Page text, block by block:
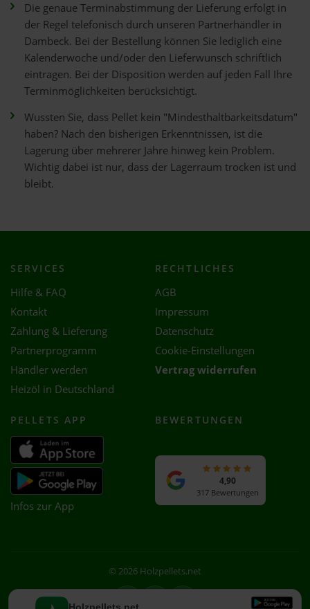
Die genaue Terminabstimmung der Lieferung erfolgt in
der Regel telefonisch durch unseren Partnerhändler in
Dambeck. Bei der Bestellung können Sie lediglich eine
Kalenderwoche und/oder den Lieferwunsch schriftlich
eintragen. Bei der Disposition werden auf jeden Fall Ihre
Terminmöglichkeiten berücksichtigt.
Wussten Sie, dass Pellet kein "Mindesthaltbarkeitsdatum"
haben? Nach den bisherigen Erkenntnissen, ist die
Lagerung über mehrerer Jahre hinweg kein Problem.
Wichtig dabei ist nur, dass der Lagerraum trocken ist und
bleibt.
Holzpellets.net
SERVICES
Hilfe & FAQ
Kontakt
Zahlung & Lieferung
Partnerprogramm
Händler werden
Heizöl in Deutschland
RECHTLICHES
AGB
Impressum
Datenschutz
Cookie-Einstellungen
Vertrag widerrufen
PELLETS APP
Infos zur App
BEWERTUNGEN
4,90
317 Bewertungen
© 2026 Holzpellets.net
Facebook